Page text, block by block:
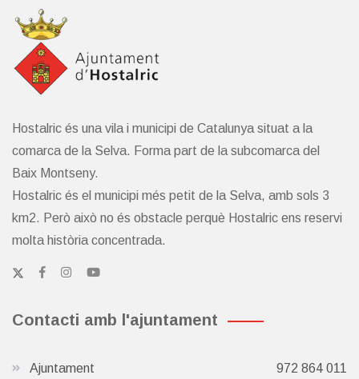
Hostalric és una vila i municipi de Catalunya situat a la
comarca de la Selva. Forma part de la subcomarca del
Baix Montseny.
Hostalric és el municipi més petit de la Selva, amb sols 3
km2. Però això no és obstacle perquè Hostalric ens reservi
molta història concentrada.
Contacti amb l'ajuntament
Ajuntament
972 864 011